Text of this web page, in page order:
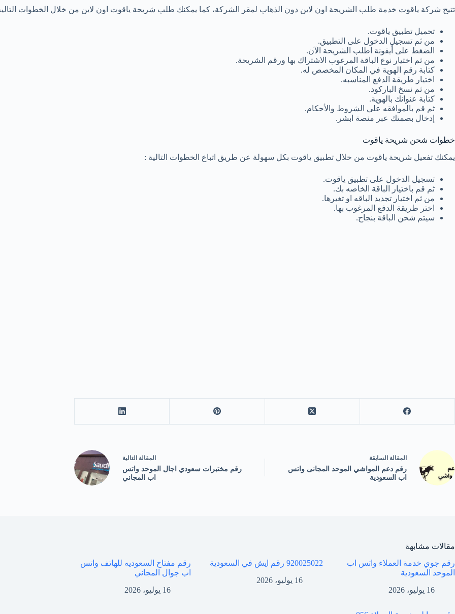
تتيح شركة ياقوت خدمة طلب الشريحة اون لاين دون الذهاب لمقر الشركة، كما يمكنك طلب شريحة ياقوت اون لاين من خلال الخطوات
تحميل تطبيق ياقوت.
من ثم تسجيل الدخول على التطبيق.
الضغط على أيقونة اطلب الشريحة الآن.
من ثم اختيار نوع الباقة المرغوب الاشتراك بها ورقم الشريحة.
كتابة رقم الهوية في المكان المخصص له.
اختيار طريقة الدفع المناسبه.
من ثم نسخ الباركود.
كتابة عنوانك بالهوية.
ثم قم بالموافقه علي الشروط والأحكام.
إدخال بصمتك عبر منصة ابشر.
خطوات شحن شريحة ياقوت
يمكنك تفعيل شريحة ياقوت من خلال تطبيق ياقوت بكل سهولة عن طريق اتباع الخطوات التالية :
تسجيل الدخول على تطبيق ياقوت.
ثم قم باختيار الباقة الخاصه بك.
من ثم اختيار تجديد الباقه او تغيرها.
اختر طريقة الدفع المرغوب بها.
سيتم شحن الباقة بنجاح.
المقالة السابقة
رقم دعم المواشي الموحد المجانى واتس
اب السعودية
المقالة التالية
رقم مختبرات سعودي اجال الموحد واتس
اب المجاني
مقالات مشابهة
رقم جوي خدمة العملاء واتس اب
الموحد السعودية
16 يوليو، 2026
920025022 رقم ايش في السعودية
16 يوليو، 2026
رقم مفتاح السعوديه للهاتف واتس
اب جوال المجاني
16 يوليو، 2026